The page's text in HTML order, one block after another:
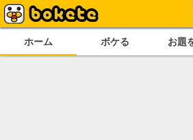
ホーム ボケる お題